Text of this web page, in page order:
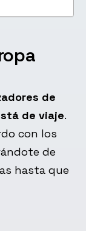
de
de viaje.
con los
de
hasta que